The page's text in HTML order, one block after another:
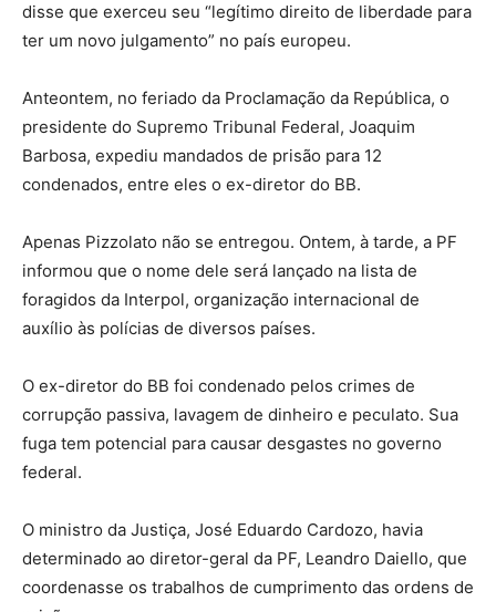
disse que exerceu seu “legítimo direito de liberdade para
ter um novo julgamento” no país europeu.
Anteontem, no feriado da Proclamação da República, o
presidente do Supremo Tribunal Federal, Joaquim
Barbosa, expediu mandados de prisão para 12
condenados, entre eles o ex-diretor do BB.
Apenas Pizzolato não se entregou. Ontem, à tarde, a PF
informou que o nome dele será lançado na lista de
foragidos da Interpol, organização internacional de
auxílio às polícias de diversos países.
O ex-diretor do BB foi condenado pelos crimes de
corrupção passiva, lavagem de dinheiro e peculato. Sua
fuga tem potencial para causar desgastes no governo
federal.
O ministro da Justiça, José Eduardo Cardozo, havia
determinado ao diretor-geral da PF, Leandro Daiello, que
coordenasse os trabalhos de cumprimento das ordens de